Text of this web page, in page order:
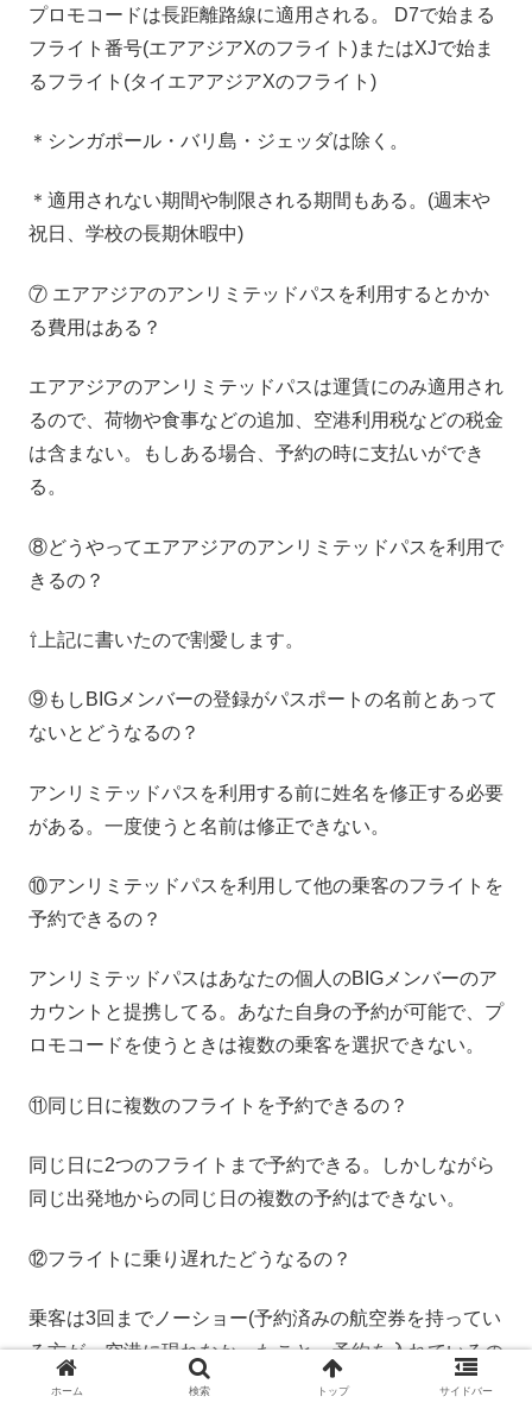
プロモコードは長距離路線に適用される。 D7で始まる
フライト番号(エアアジアXのフライト)またはXJで始ま
るフライト(タイエアアジアXのフライト)
＊シンガポール・バリ島・ジェッダは除く。
＊適用されない期間や制限される期間もある。(週末や
祝日、学校の長期休暇中)
⑦ エアアジアのアンリミテッドパスを利用するとかか
る費用はある？
エアアジアのアンリミテッドパスは運賃にのみ適用され
るので、荷物や食事などの追加、空港利用税などの税金
は含まない。もしある場合、予約の時に支払いができ
る。
⑧どうやってエアアジアのアンリミテッドパスを利用で
きるの？
⇧上記に書いたので割愛します。
⑨もしBIGメンバーの登録がパスポートの名前とあって
ないとどうなるの？
アンリミテッドパスを利用する前に姓名を修正する必要
がある。一度使うと名前は修正できない。
⑩アンリミテッドパスを利用して他の乗客のフライトを
予約できるの？
アンリミテッドパスはあなたの個人のBIGメンバーのア
カウントと提携してる。あなた自身の予約が可能で、プ
ロモコードを使うときは複数の乗客を選択できない。
⑪同じ日に複数のフライトを予約できるの？
同じ日に2つのフライトまで予約できる。しかしながら
同じ出発地からの同じ日の複数の予約はできない。
⑫フライトに乗り遅れたどうなるの？
乗客は3回までノーショー(予約済みの航空券を持ってい
る方が、空港に現れなかったこと、予約を入れているの
にキャンセルの連絡がないまま搭乗しない事)ができ
ホーム 検索 トップ サイドバー